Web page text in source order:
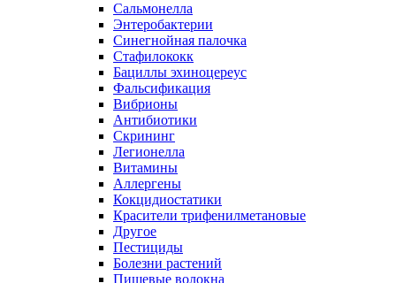
Сальмонелла
Энтеробактерии
Синегнойная палочка
Стафилококк
Бациллы эхиноцереус
Фальсификация
Вибрионы
Антибиотики
Скрининг
Легионелла
Витамины
Аллергены
Кокцидиостатики
Красители трифенилметановые
Другое
Пестициды
Болезни растений
Пищевые волокна